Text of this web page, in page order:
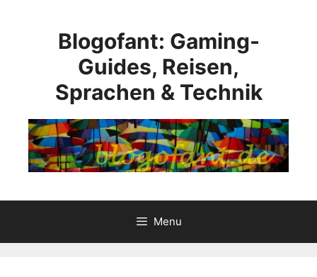
Blogofant: Gaming-
Guides, Reisen,
Sprachen & Technik
Menu